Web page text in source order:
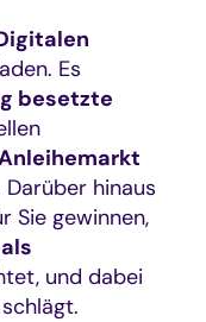
Es
besetzte
Darüber hinaus
Sie gewinnen,
und dabei